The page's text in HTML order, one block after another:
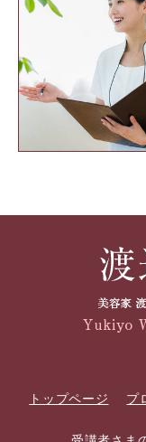
トップページ プ